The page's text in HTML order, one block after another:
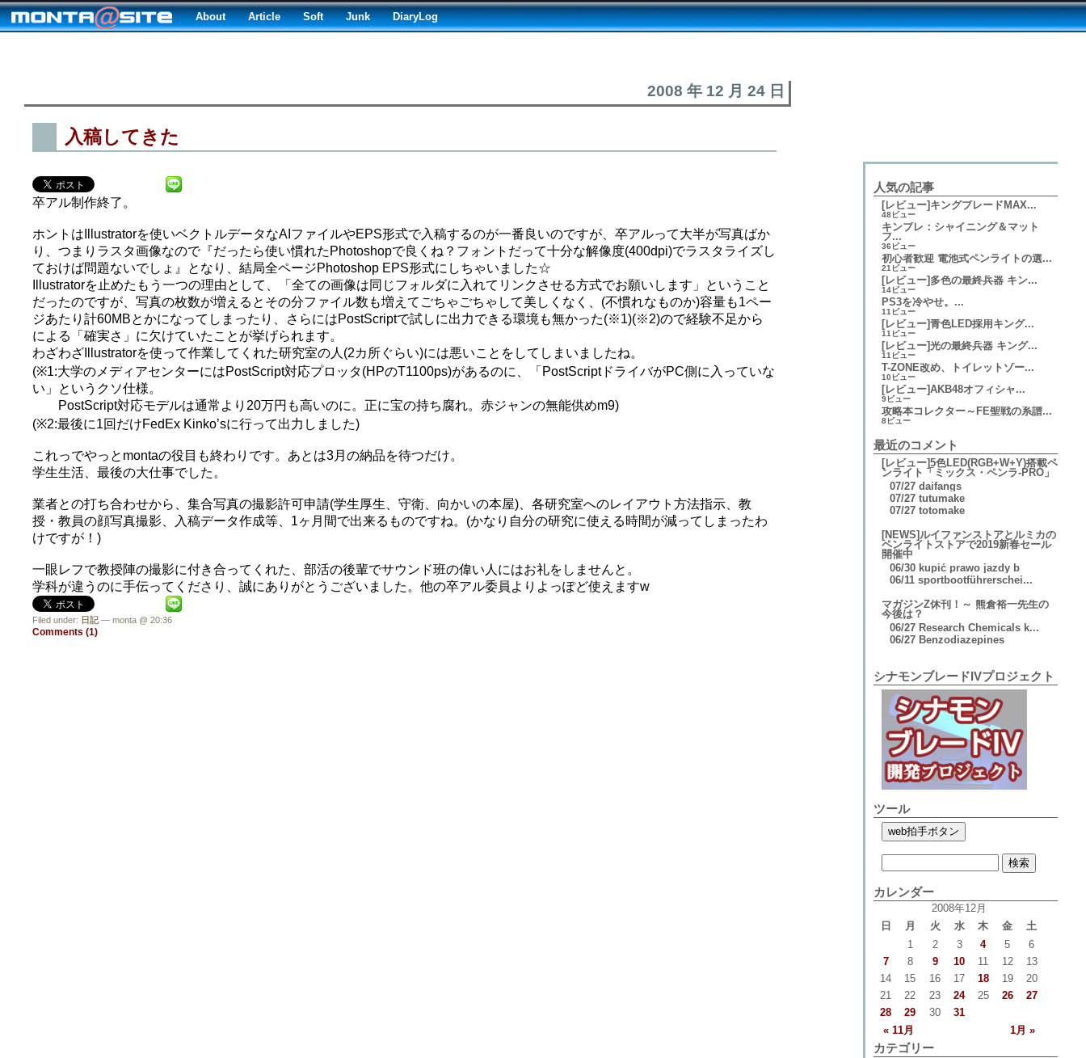
About Article Soft Junk DiaryLog
2008 年 12 月 24 日
入稿してきた
卒アル制作終了。
ホントはIllustratorを使いベクトルデータなAIファイルやEPS形式で入稿するのが一番良いのですが、卒アルって大半が写真ばか
り、つまりラスタ画像なので『だったら使い慣れたPhotoshopで良くね？フォントだって十分な解像度(400dpi)でラスタライズし
ておけば問題ないでしょ』となり、結局全ページPhotoshop EPS形式にしちゃいました☆
Illustratorを止めたもう一つの理由として、「全ての画像は同じフォルダに入れてリンクさせる方式でお願いします」ということ
だったのですが、写真の枚数が増えるとその分ファイル数も増えてごちゃごちゃして美しくなく、(不慣れなものか)容量も1ペー
ジあたり計60MBとかになってしまったり、さらにはPostScriptで試しに出力できる環境も無かった(※1)(※2)ので経験不足から
による「確実さ」に欠けていたことが挙げられます。
わざわざIllustratorを使って作業してくれた研究室の人(2カ所ぐらい)には悪いことをしてしまいましたね。
(※1:大学のメディアセンターにはPostScript対応プロッタ(HPのT1100ps)があるのに、「PostScriptドライバがPC側に入っていな
い」というクソ仕様。
PostScript対応モデルは通常より20万円も高いのに。正に宝の持ち腐れ。赤ジャンの無能供めm9)
(※2:最後に1回だけFedEx Kinko’sに行って出力しました)
これっでやっとmontaの役目も終わりです。あとは3月の納品を待つだけ。
学生生活、最後の大仕事でした。
業者との打ち合わせから、集合写真の撮影許可申請(学生厚生、守衛、向かいの本屋)、各研究室へのレイアウト方法指示、教
授・教員の顔写真撮影、入稿データ作成等、1ヶ月間で出来るものですね。(かなり自分の研究に使える時間が減ってしまったわ
けですが！)
一眼レフで教授陣の撮影に付き合ってくれた、部活の後輩でサウンド班の偉い人にはお礼をしませんと。
学科が違うのに手伝ってくださり、誠にありがとうございました。他の卒アル委員よりよっぽど使えますw
Filed under: 日記— monta @ 20:36
Comments (1)
人気の記事
[レビュー]キングブレードMAX...
48ビュー
キンブレ：シャイニング＆マット
フ...
36ビュー
初心者歓迎 電池式ペンライトの選...
21ビュー
[レビュー]多色の最終兵器 キン...
14ビュー
PS3を冷やせ。...
11ビュー
[レビュー]青色LED採用キング...
11ビュー
[レビュー]光の最終兵器 キング...
11ビュー
T-ZONE改め、トイレットゾー...
10ビュー
[レビュー]AKB48オフィシャ...
9ビュー
攻略本コレクター～FE聖戦の系譜...
8ビュー
最近のコメント
[レビュー]5色LED(RGB+W+Y)搭載ペ
ンライト「ミックス・ペンラ-PRO」
07/27 daifangs
07/27 tutumake
07/27 totomake
[NEWS]ルイファンストアとルミカの
ペンライトストアで2019新春セール
開催中
06/30 kupić prawo jazdy b
06/11 sportbootführerschei...
マガジンZ休刊！～ 熊倉裕一先生の
今後は？
06/27 Research Chemicals k...
06/27 Benzodiazepines
シナモンブレードIVプロジェクト
ツール
カレンダー
2008年12月
日
月 火 水 木 金 土
« 11月 1月 »
1 2 3 4 5
6
7
8 9 10 11 12
13
14
15 16 17 18 19
20
21
22 23 24 25 26
27
28
29 30 31
カテゴリー